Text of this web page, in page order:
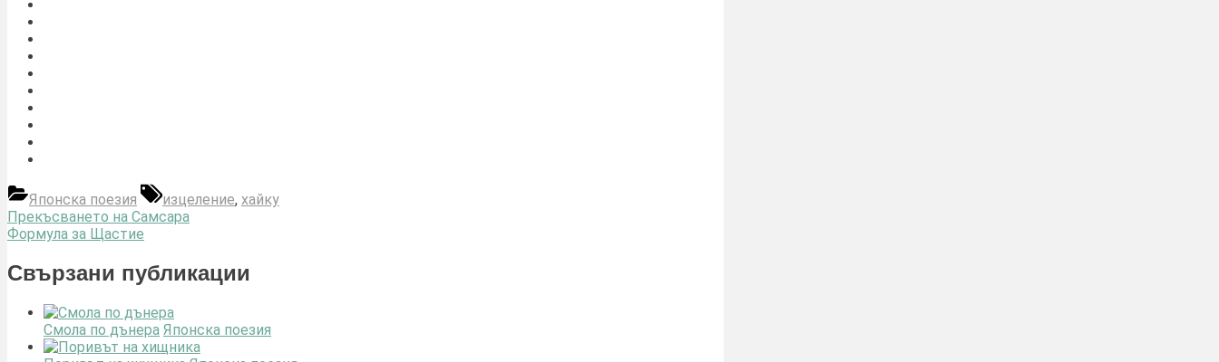
Японска поезия
Tags:
изцеление, хайку
Навигация
Previous
Post:
Прекъсването на Самсара
Next
Формула за Щастие
Свързани публикации
Смола по дънера Японска поезия